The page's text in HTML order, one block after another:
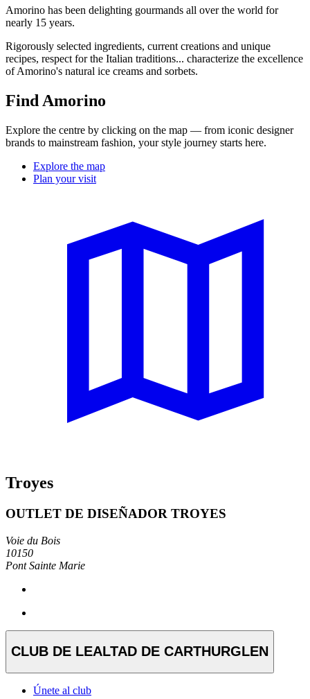
Amorino has been delighting gourmands all over the world for
nearly 15 years.
Rigorously selected ingredients, current creations and unique
recipes, respect for the Italian traditions... characterize the excellence
of Amorino's natural ice creams and sorbets.
Find Amorino
Explore the centre by clicking on the map — from iconic designer
brands to mainstream fashion, your style journey starts here.
Explore the map
Plan your visit
Troyes
OUTLET DE DISEÑADOR TROYES
Voie du Bois
10150
Pont Sainte Marie
CLUB DE LEALTAD DE CARTHURGLEN
Únete al club